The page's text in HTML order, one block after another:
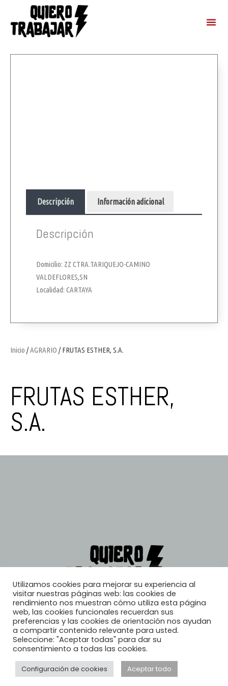
Inicio /AGRARIO / FRUTAS ESTHER, S.A.
FRUTAS ESTHER,
S.A.
Descripción Información adicional
Descripción
Domicilio: ZZ CTRA.TARIQUEJO-CAMINO
VALDEFLORES,SN
Localidad: CARTAYA
© 2026, Quiero Trabajar
Utilizamos cookies para mejorar su experiencia al
visitar nuestras páginas web: las cookies de
rendimiento nos muestran cómo utiliza esta página
web, las cookies funcionales recuerdan sus
preferencias y las cookies de orientación nos ayudan
a compartir contenido relevante para usted.
Seleccione: "Aceptar todas" para dar su
consentimiento a todas las cookies.
Configuración de cookies Aceptar todo